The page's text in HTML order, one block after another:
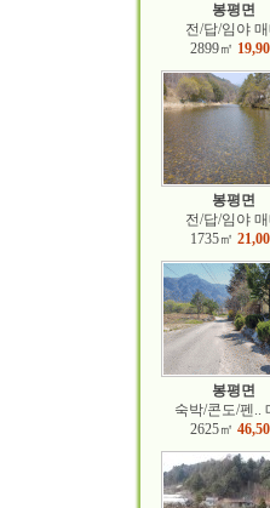
봉평면
전/답/임야
2899㎡
봉평면
전/답/임야
1735㎡
봉평면
숙박/콘도/펜..
2625㎡